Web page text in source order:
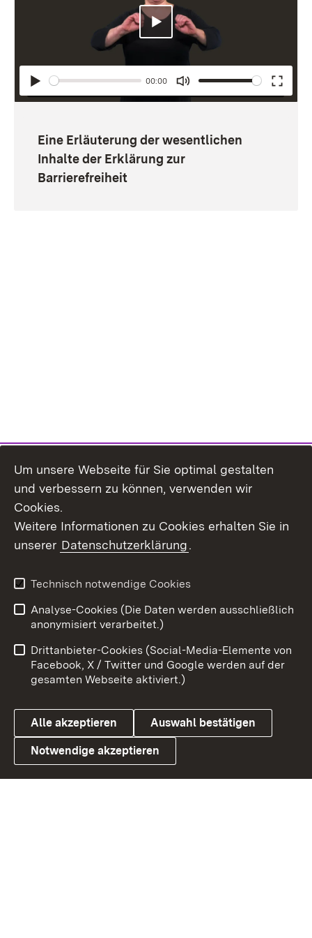
Abspielen
00:00
Mute
Enter
Abspielen
Eine Erläuterung der wesentlichen
Inhalte der Erklärung zur
Barrierefreiheit
Link zum Landesportal
Benutzungshinweise
Barrierefreiheit
Datenschutz
Cookies
Um unsere Webseite für Sie optimal gestalten
und verbessern zu können, verwenden wir
Cookies.
Weitere Informationen zu Cookies erhalten Sie in
unserer Datenschutzerklärung.
Technisch notwendige Cookies
Analyse-Cookies (Die Daten werden ausschließlich
anonymisiert verarbeitet.)
Drittanbieter-Cookies (Social-Media-Elemente von
Facebook, X / Twitter und Google werden auf der
gesamten Webseite aktiviert.)
Alle akzeptieren Auswahl bestätigen
Notwendige akzeptieren